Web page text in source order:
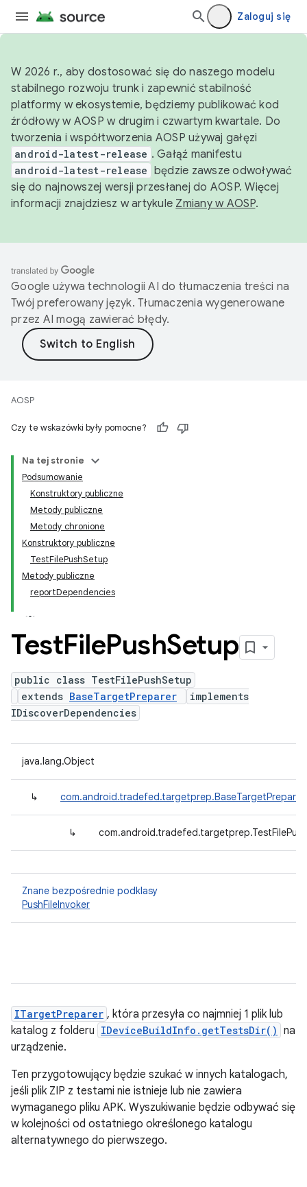
Zaloguj się
W 2026 r., aby dostosować się do naszego modelu
stabilnego rozwoju trunk i zapewnić stabilność
platformy w ekosystemie, będziemy publikować kod
źródłowy w AOSP w drugim i czwartym kwartale. Do
tworzenia i współtworzenia AOSP używaj gałęzi
android-latest-release . Gałąź manifestu
android-latest-release będzie zawsze odwoływać
się do najnowszej wersji przesłanej do AOSP. Więcej
informacji znajdziesz w artykule Zmiany w AOSP.
Google używa technologii AI do tłumaczenia treści na
Twój preferowany język. Tłumaczenia wygenerowane
przez AI mogą zawierać błędy.
AOSP
Czy te wskazówki były pomocne?
Na tej stronie
Podsumowanie
Konstruktory publiczne
Metody publiczne
Metody chronione
Konstruktory publiczne
TestFilePushSetup
Metody publiczne
reportDependencies
TestFilePushSetup
public class TestFilePushSetup
extends BaseTargetPreparer
implements
IDiscoverDependencies
java.lang.Object
↳ com.android.tradefed.targetprep.BaseTargetPreparer
↳
Znane bezpośrednie podklasy
PushFileInvoker
ITargetPreparer , która przesyła co najmniej 1 plik lub
katalog z folderu IDeviceBuildInfo.getTestsDir() na
urządzenie.
Ten przygotowujący będzie szukać w innych katalogach,
jeśli plik ZIP z testami nie istnieje lub nie zawiera
wymaganego pliku APK. Wyszukiwanie będzie odbywać się
w kolejności od ostatniego określonego katalogu
alternatywnego do pierwszego.